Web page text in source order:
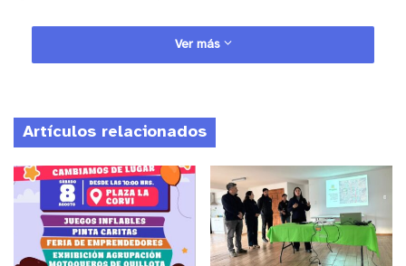
Ver más
Artículos relacionados